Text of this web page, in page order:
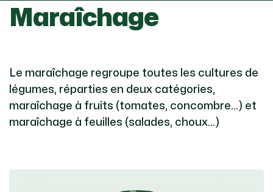
Maraîchage
Le maraîchage regroupe toutes les cultures de
légumes, réparties en deux catégories,
maraîchage à fruits (tomates, concombre…) et
maraîchage à feuilles (salades, choux…)